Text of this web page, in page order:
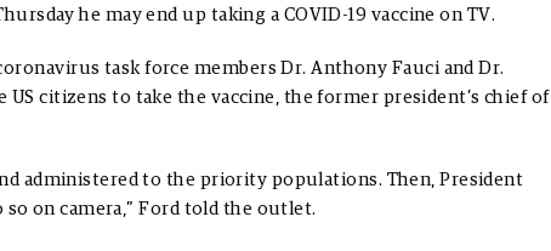
he may end up taking a COVID-19 vaccine on TV.
task force members Dr. Anthony Fauci and Dr.
citizens to take the vaccine, the former president’s chief of
administered to the priority populations. Then, President
on camera,” Ford told the outlet.